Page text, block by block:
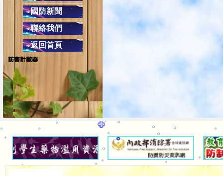
遇陌生人問路，可熱心告知，但不必親自引導
校外發現陌生人跟隨，應快速跑至較多人
國防新聞
聯絡我們
返回首頁